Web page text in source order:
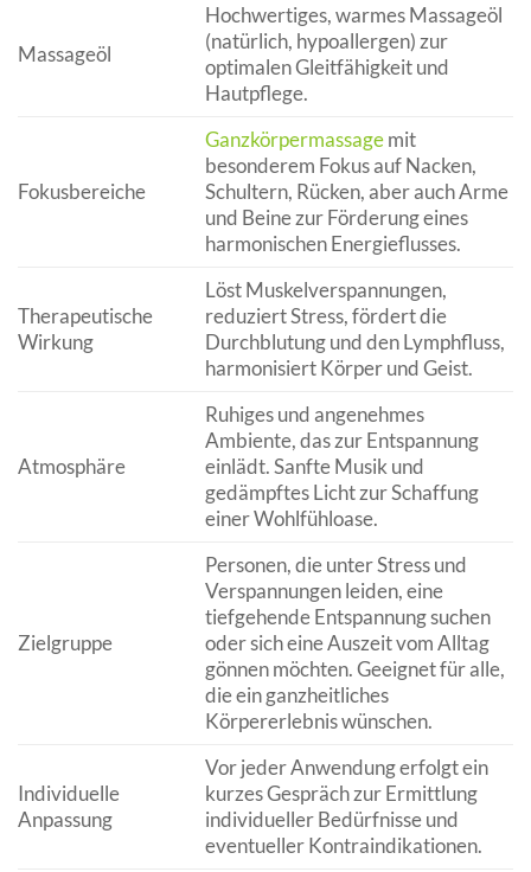
Massageöl
Hochwertiges, warmes Massageöl
(natürlich, hypoallergen) zur
optimalen Gleitfähigkeit und
Hautpflege.
Fokusbereiche
Ganzkörpermassagemit
besonderem Fokus auf Nacken,
Schultern, Rücken, aber auch Arme
und Beine zur Förderung eines
harmonischen Energieflusses.
Therapeutische
Wirkung
Löst Muskelverspannungen,
reduziert Stress, fördert die
Durchblutung und den Lymphfluss,
harmonisiert Körper und Geist.
Atmosphäre
Ruhiges und angenehmes
Ambiente, das zur Entspannung
einlädt. Sanfte Musik und
gedämpftes Licht zur Schaffung
einer Wohlfühloase.
Zielgruppe
Personen, die unter Stress und
Verspannungen leiden, eine
tiefgehende Entspannung suchen
oder sich eine Auszeit vom Alltag
gönnen möchten. Geeignet für alle,
die ein ganzheitliches
Körpererlebnis wünschen.
Individuelle
Anpassung
Vor jeder Anwendung erfolgt ein
kurzes Gespräch zur Ermittlung
individueller Bedürfnisse und
eventueller Kontraindikationen.